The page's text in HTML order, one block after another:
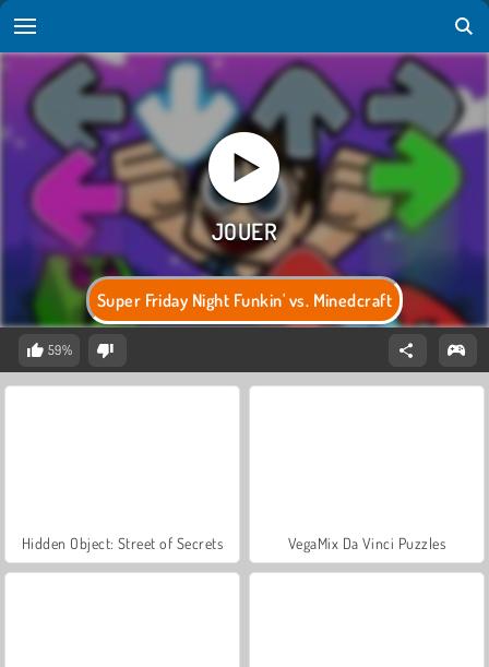
Super Friday Night Funkin' vs. Minedcraft
59%
Hidden Object: Street of Secrets VegaMix Da Vinci Puzzles